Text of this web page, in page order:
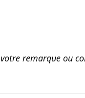
remarque ou